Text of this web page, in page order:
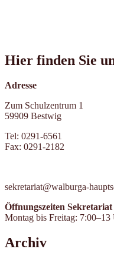
Hier finden Sie
Adresse
Zum Schulzentrum 1
59909 Bestwig
Tel: 0291-6561
Fax: 0291-2182
sekretariat@walburga-
Öffnungszeiten Sekretariat
Montag bis Freitag: 7:00–13
Archiv